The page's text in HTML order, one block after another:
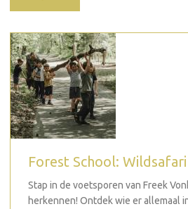
Forest School: Wildsafari
Stap in de voetsporen van Freek
herkennen! Ontdek wie er allemaal